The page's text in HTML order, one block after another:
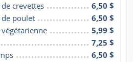
crevettes
6,50 $
de poulet
6,50 $
5,99 $
7,25 $
6,50 $